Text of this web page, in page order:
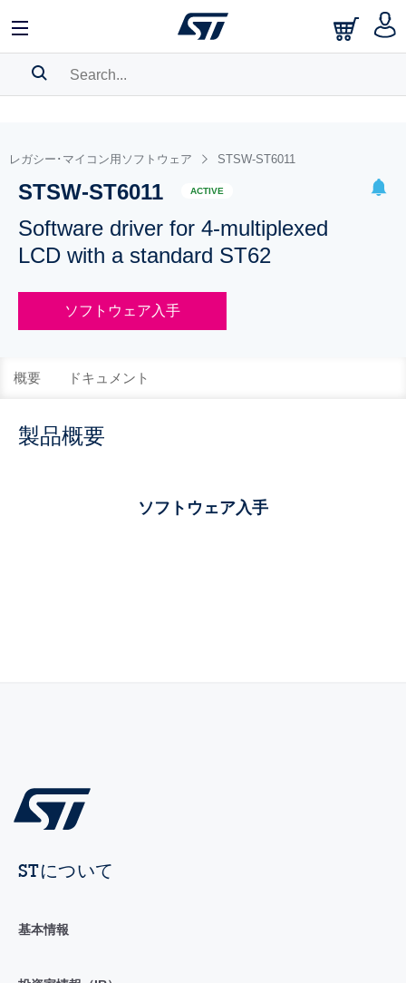
BOOKMARK
Pleaselog into show your saved searches.
レガシー･マイコン用ソフトウェア STSW-ST6011
STSW-ST6011 ACTIVE
Software driver for 4-multiplexed
LCD with a standard ST62
ソフトウェア入手
概要 ドキュメント
製品概要
ソフトウェア入手
STについて
基本情報